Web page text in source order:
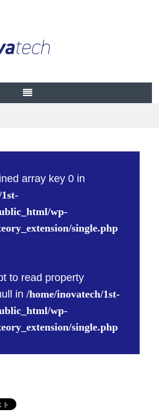
array key 0 in
wp-
single.php
to read property
in/home/inovatech/1st-
wp-
single.php